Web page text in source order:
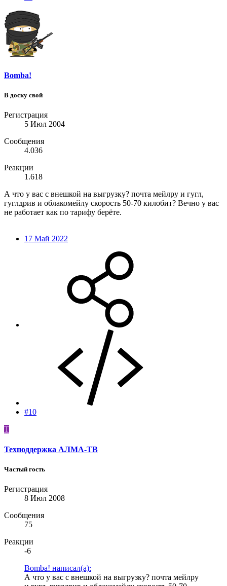
Bomba!
В доску свой
Регистрация
5 Июл 2004
Сообщения
4.036
Реакции
1.618
А что у вас с внешкой на выгрузку? почта мейлру и гугл,
гуглдрив и облакомейлу скорость 50-70 килобит? Вечно у вас
не работает как по тарифу берёте.
17 Май 2022
#10
Т
Техподдержка АЛМА-ТВ
Частый гость
Регистрация
8 Июл 2008
Сообщения
75
Реакции
-6
Bomba! написал(а):
А что у вас с внешкой на выгрузку? почта мейлру